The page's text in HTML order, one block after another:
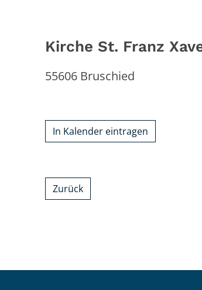
Kirche St. Franz
55606 Bruschied
In Kalender eintragen
Zurück